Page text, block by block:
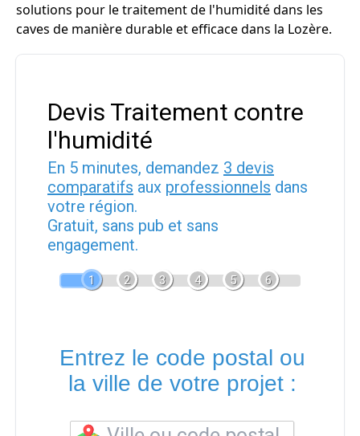
solutions pour le traitement de l'humidité dans les
caves de manière durable et efficace dans la Lozère.
Devis Traitement contre
l'humidité
En 5 minutes, demandez 3 devis
comparatifs aux professionnels dans
votre région.
Gratuit, sans pub et sans
engagement.
1 2 3 4 5 6
Entrez le code postal ou
la ville de votre projet :